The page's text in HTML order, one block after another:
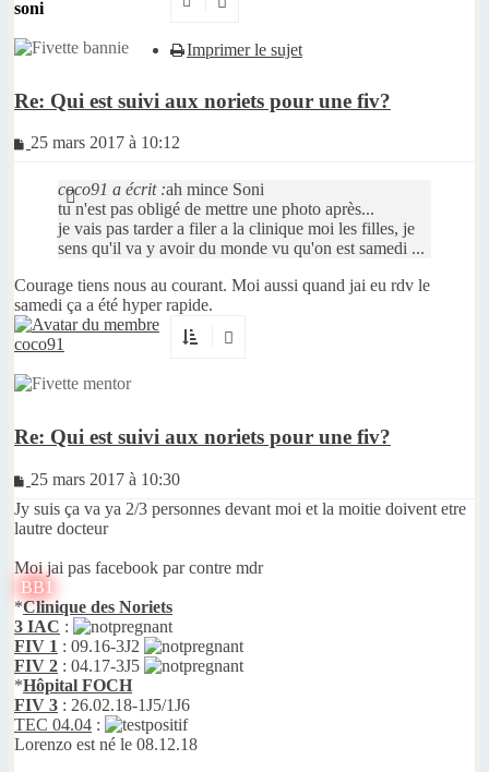
soni
Re: Qui est suivi aux noriets pour une fiv?
Message
25 mars 2017 à 10:12
coco91 a écrit :ah mince Soni
tu n'est pas obligé de mettre une photo après...
je vais pas tarder a filer a la clinique moi les filles, je
sens qu'il va y avoir du monde vu qu'on est samedi ...
Courage tiens nous au courant. Moi aussi quand jai eu rdv le
samedi ça a été hyper rapide.
coco91
Re: Qui est suivi aux noriets pour une fiv?
Message
lu
25 mars 2017 à 10:30
Jy suis ça va ya 2/3 personnes devant moi et la moitie doivent etre
lautre docteur
Moi jai pas facebook par contre mdr
BB1
*Clinique des Noriets
3 IAC :
FIV 1 : 09.16-3J2
FIV 2 : 04.17-3J5
*Hôpital FOCH
FIV 3 : 26.02.18-1J5/1J6
TEC 04.04 :
Lorenzo est né le 08.12.18
Imprimer le sujet